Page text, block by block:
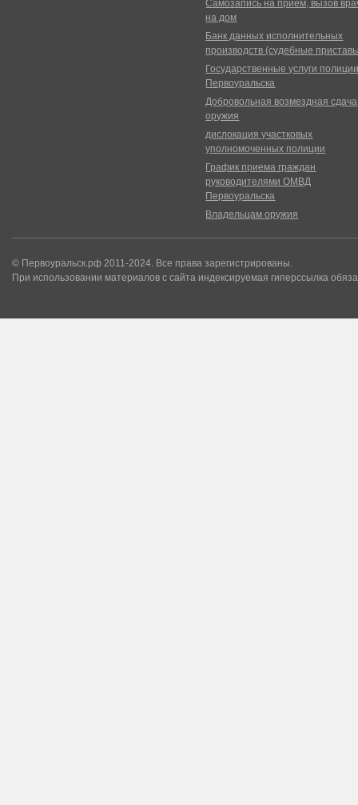
Самозапись на прием, вызов
на дом
Банк данных исполнительных
производств (судебные
Государственные услуги
Первоуральска
Добровольная возмездная сдача
оружия
дислокация участковых
уполномоченных полиции
График приема граждан
руководителями ОМВД
Первоуральска
Владельцам оружия
© Первоуральск.рф 2011-2024. Все права зарегистрированы.
При использовании материалов с сайта индексируемая гиперссылка